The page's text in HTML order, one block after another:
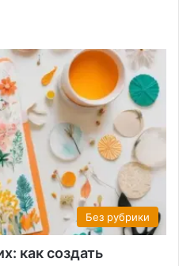
Без рубрики
как создать